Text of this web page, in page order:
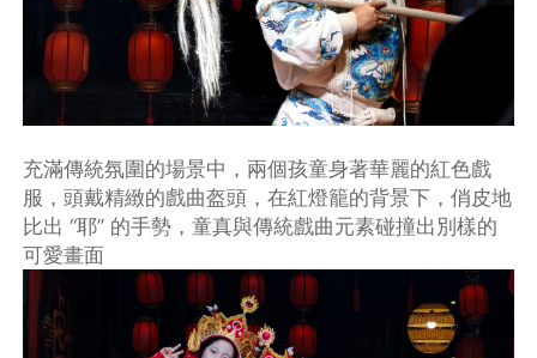
充滿傳統氛圍的場景中，兩個孩童身著華麗的紅色戲
服，頭戴精緻的戲曲盔頭，在紅燈籠的背景下，俏皮地
比出 “耶” 的手勢，童真與傳統戲曲元素碰撞出別樣的
可愛畫面